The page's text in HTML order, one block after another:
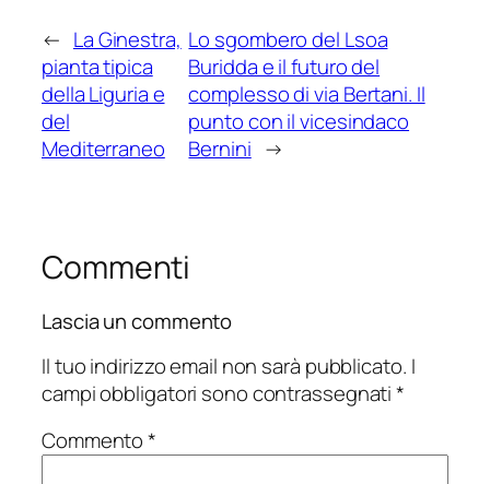
← La Ginestra,
pianta tipica
della Liguria e
del
Mediterraneo
Lo sgombero del Lsoa
Buridda e il futuro del
complesso di via Bertani. Il
punto con il vicesindaco
Bernini →
Commenti
Lascia un commento
Il tuo indirizzo email non sarà pubblicato. I
campi obbligatori sono contrassegnati*
Commento*